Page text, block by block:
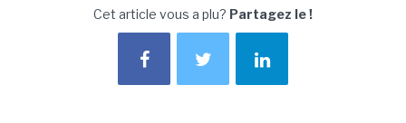
Cet article vous a plu? Partagez le !